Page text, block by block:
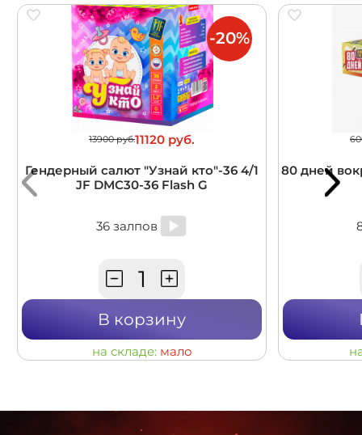
13900 руб.11120 руб.
Гендерный салют "Узнай кто"-36 4/1
JF DMC30-36 Flash G
36 залпов
В корзину
на складе: мало
-20%
80 дней